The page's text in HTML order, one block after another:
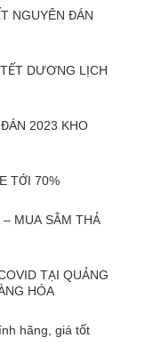
NGUYÊN ĐÁN
DƯƠNG LỊCH
2023 KHO
TỚI 70%
– MUA SẮM THẢ
TẠI QUẢNG
HÓA
hãng, giá tốt